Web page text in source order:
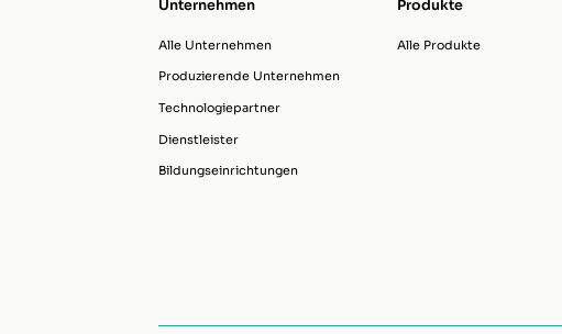
Unternehmen
Alle Unternehmen
Produzierende Unternehmen
Technologiepartner
Dienstleister
Bildungseinrichtungen
Produkte
Alle Produkte